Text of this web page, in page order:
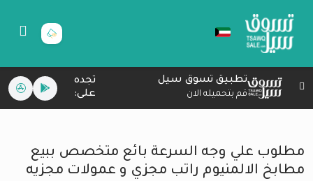
تطبيق تسوق سيل
قم بتحميله الان
تجده
على:
مطلوب علي وجه السرعة بائع متخصص ببيع
مطابخ الالمنيوم راتب مجزي و عمولات مجزيه